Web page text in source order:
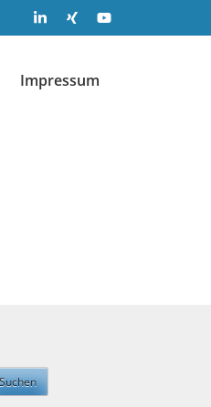
Impressum
Suchen